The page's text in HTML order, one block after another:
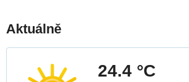
Aktuálně
24.4 °C